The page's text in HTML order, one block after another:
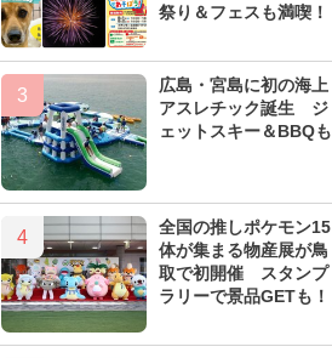
祭り＆フェスも満喫！
3
広島・宮島に初の海上
アスレチック誕生 ジ
ェットスキー＆BBQも
4
全国の推しポケモン15
体が集まる物産展が鳥
取で初開催 スタンプ
ラリーで景品GETも！